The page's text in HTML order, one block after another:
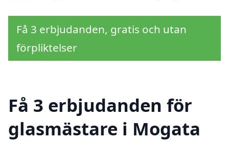
Få 3 erbjudanden, gratis och utan
förpliktelser
Få 3 erbjudanden för
glasmästare i Mogata